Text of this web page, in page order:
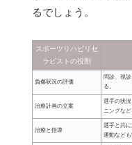
るでしょう。
スポーツリハビリセ
ラピストの役割
負傷状況の評価
問診、視
る。
治療計画の立案
選手の状
ニングな
治療と指導
選手と共
運動なども